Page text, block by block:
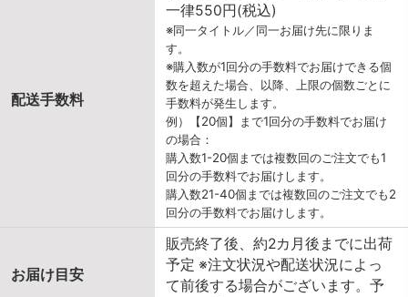
配送手数料
一律550円(税込)
※同一タイトル／同一お届け先に限りま
す。
※購入数が1回分の手数料でお届けできる個
数を超えた場合、以降、上限の個数ごとに
手数料が発生します。
例）【20個】まで1回分の手数料でお届け
の場合：
購入数1-20個までは複数回のご注文でも1
回分の手数料でお届けします。
購入数21-40個までは複数回のご注文でも2
回分の手数料でお届けします。
お届け目安
販売終了後、約2カ月後までに出荷
予定 ※注文状況や配送状況によっ
て前後する場合がございます。予